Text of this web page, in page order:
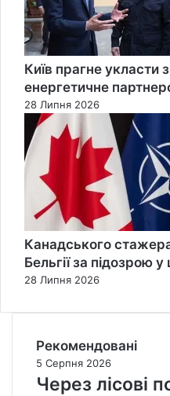
Київ прагне укласти
енергетичне
28 Липня 2026
Канадського
Бельгії за підозрою у
28 Липня 2026
Рекомендовані
5 Серпня 2026
Через лісові